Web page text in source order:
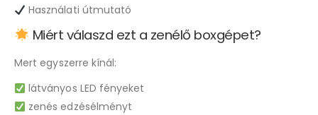
Használati útmutató
Miért válaszd ezt a zenélő boxgépet?
Mert egyszerre kínál:
látványos LED fényeket
zenés edzésélményt